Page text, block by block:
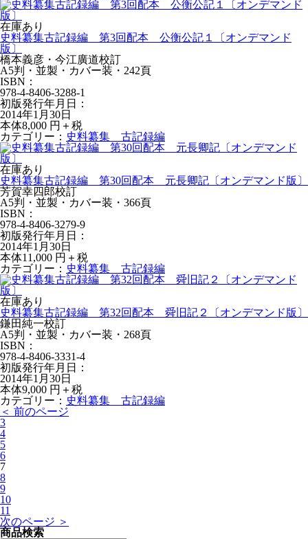
在庫あり
史料纂集古記録編 第3回配本 公衡公記１〔オンデマンド
版〕
橋本義彦・今江廣道校訂
A5判・並製・カバー装・242頁
ISBN：
978-4-8406-3288-1
初版発行年月日：
2014年1月30日
本体8,000 円＋税
カテゴリー： 史料纂集 古記録編
在庫あり
史料纂集古記録編 第30回配本 元長卿記〔オンデマンド版〕
芳賀幸四郎校訂
A5判・並製・カバー装・366頁
ISBN：
978-4-8406-3279-9
初版発行年月日：
2014年1月30日
本体11,000 円＋税
カテゴリー： 史料纂集 古記録編
在庫あり
史料纂集古記録編 第32回配本 舜旧記２〔オンデマンド版〕
鎌田純一校訂
A5判・並製・カバー装・268頁
ISBN：
978-4-8406-3331-4
初版発行年月日：
2014年1月30日
本体9,000 円＋税
カテゴリー： 史料纂集 古記録編
＜ 前のページ
3
4
5
6
7
8
9
10
11
次のページ ＞
商品検索